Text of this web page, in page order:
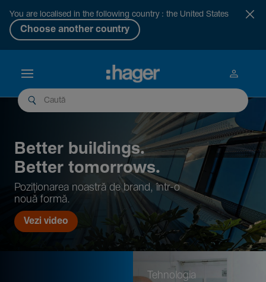
You are localised in the following country : the United States
Choose another country
Better buil­dings.
Better tomor­rows.
Pozi­țio­narea noastră de brand, într-o
nouă formă.
Vezi video
Tehno­logia